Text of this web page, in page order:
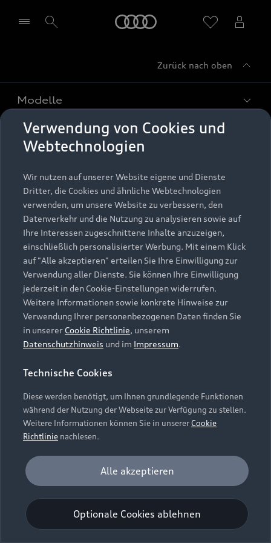
Zurück nach oben
Modelle
Alle Modelle
Elektromodelle
Plug-in-Hybride
Kaufen & leasen
Neuwagensuche
Gebrauchtwagensuche
Gebrauchtwagen
Finanzierung
Aktionen & Angebote
Geschäftskunden
Saisonale Angebote
Audi Services
Garantie
Audi digital services
myAudi
Support
Kundenservice
Händlersuche
Audi Code
Häufige Fragen (FAQ)
Audi Online Beratung
Bordbuch & Bedienungsanleitungen
Verträge kündigen
Vertrag widerrufen
Über Audi
Unternehmen
Karriere
Investor Relations
Presse & Media Center
Datenschutz
Audi erleben
Newsletter
© 2026 AUDI AG. Alle Rechte vorbehalten
Datenschutzinformation
Cookie-Richtlinie
Barrierefreiheit
Digital Services Act
EU Data Act
Embleme am Fahrzeug bei allen Abbildungen auf dieser
Webseite kann abweichen.
Verwendung von Cookies und
Webtechnologien
Wir nutzen auf unserer Website eigene und Dienste
Dritter, die Cookies und ähnliche Webtechnologien
verwenden, um unsere Website zu verbessern, den
Datenverkehr und die Nutzung zu analysieren sowie auf
Ihre Interessen zugeschnittene Inhalte anzuzeigen,
einschließlich personalisierter Werbung. Mit einem Klick
auf "Alle akzeptieren" erteilen Sie Ihre Einwilligung zur
Verwendung aller Dienste. Sie können Ihre Einwilligung
jederzeit in den Cookie-Einstellungen widerrufen.
Weitere Informationen sowie konkrete Hinweise zur
Verwendung Ihrer personenbezogenen Daten finden Sie
in unserer Cookie Richtlinie, unserem
Datenschutzhinweis und im Impressum.
Technische Cookies
Diese werden benötigt, um Ihnen grundlegende Funktionen
während der Nutzung der Webseite zur Verfügung zu stellen.
Weitere Informationen können Sie in unsererCookie
Richtlinie nachlesen.
Analyse und Statistik
Performance Cookies sammeln Informationen
darüber, wie unsere Webseite genutzt wird (z. B.
Anzahl der Besuche, Verweildauer). Diese Cookies
werden zur Optimierung der Webseite verwendet.
Optionale Cookies ablehnen
Alle akzeptieren